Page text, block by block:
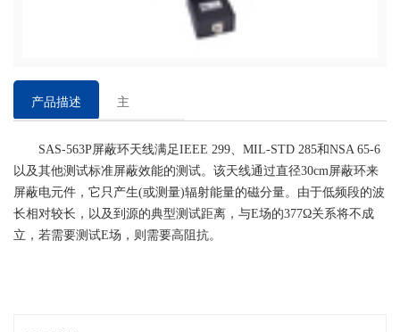
产品描述
主
特
点
SAS-563P屏蔽环天线满足IEEE 299、MIL-STD 285和NSA 65-6
以及其他测试标准屏蔽效能的测试。该天线通过直径30cm屏蔽环来
屏蔽电元件，它只产生(或测量)辐射能量的磁分量。由于低频段的波
长相对较长，以及到源的典型测试距离，与E场的377Ω关系将不成
立，若需要测试E场，则需要高阻抗。